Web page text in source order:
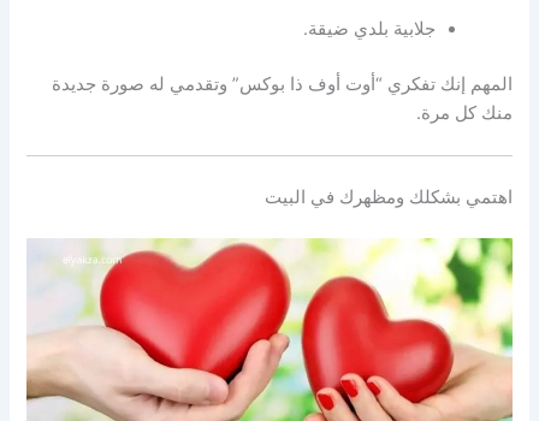
جلابية بلدي ضيقة.
المهم إنك تفكري “أوت أوف ذا بوكس” وتقدمي له صورة جديدة
منك كل مرة.
اهتمي بشكلك ومظهرك في البيت